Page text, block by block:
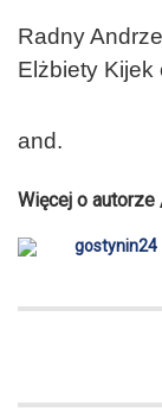
Radny
Elżbiety Kijek
and.
Więcej o autorze
gostynin24